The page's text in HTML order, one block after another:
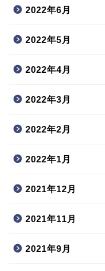
2022年6月
2022年5月
2022年4月
2022年3月
2022年2月
2022年1月
2021年12月
2021年11月
2021年9月